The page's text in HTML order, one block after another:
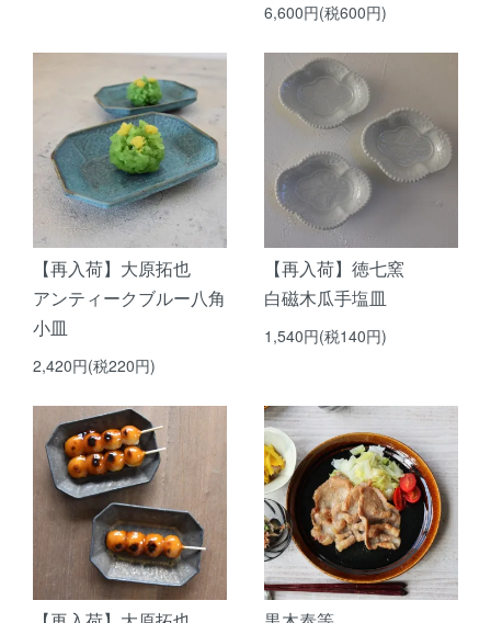
6,600円(税600円)
【再入荷】大原拓也
アンティークブルー八角
小皿
2,420円(税220円)
【再入荷】徳七窯
白磁木瓜手塩皿
1,540円(税140円)